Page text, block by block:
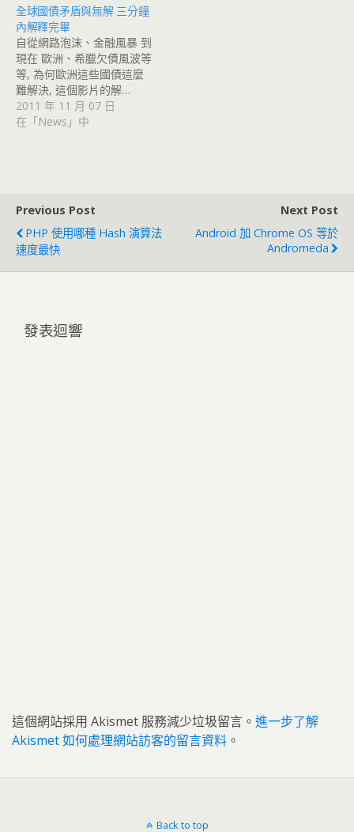
全球國債矛盾與無解 三分鐘
內解釋完畢
自從網路泡沫、金融風暴 到
現在 歐洲、希臘欠債風波等
等, 為何歐洲這些國債這麼
難解決, 這個影片的解…
2011 年 11 月 07 日
在「News」中
Previous Post
PHP 使用哪種 Hash 演算法
速度最快
Next Post
Android 加 Chrome OS 等於
Andromeda
發表迴響
這個網站採用 Akismet 服務減少垃圾留言。 進一步了解
Akismet 如何處理網站訪客的留言資料 。
Back to top